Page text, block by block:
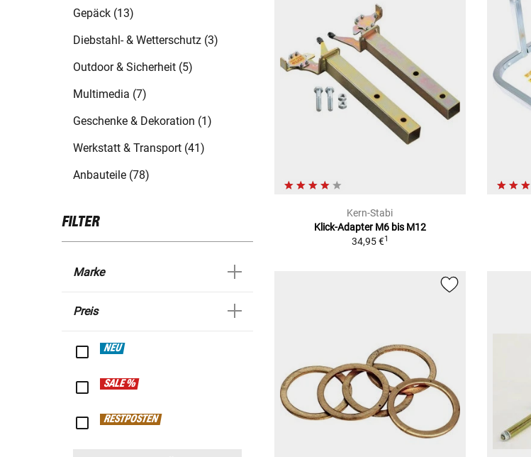
Gepäck (13)
Diebstahl- & Wetterschutz (3)
Outdoor & Sicherheit (5)
Multimedia (7)
Geschenke & Dekoration (1)
Werkstatt & Transport (41)
Anbauteile (78)
FILTER
Marke
Preis
NEU
SALE %
RESTPOSTEN
Kern-Stabi
Klick-Adapter M6 bis M12
34,95 €1